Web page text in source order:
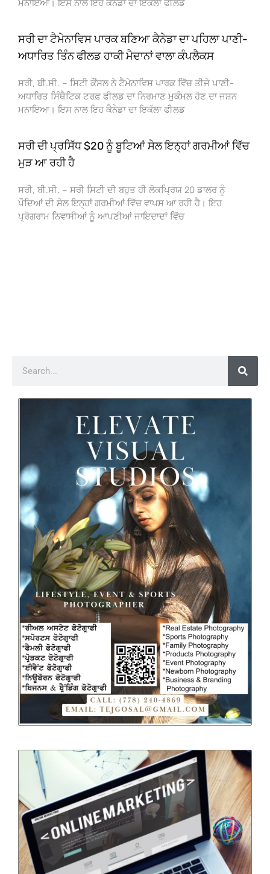
ਮਨਾਇਆ। ਇਸ ਨਾਲ ਇਹ ਕੈਨੇਡਾ ਦਾ ਇਕੱਲਾ ਫੀਲਡ
ਸਰੀ ਦਾ ਟੈਮੇਨਾਵਿਸ ਪਾਰਕ ਬਣਿਆ ਕੈਨੇਡਾ ਦਾ ਪਹਿਲਾ ਪਾਣੀ-
ਅਧਾਰਿਤ ਤਿੰਨ ਫੀਲਡ ਹਾਕੀ ਮੈਦਾਨਾਂ ਵਾਲਾ ਕੰਪਲੈਕਸ
ਸਰੀ, ਬੀ.ਸੀ. – ਸਿਟੀ ਕੌਂਸਲ ਨੇ ਟੈਮੇਨਾਵਿਸ ਪਾਰਕ ਵਿੱਚ ਤੀਜੇ ਪਾਣੀ-
ਅਧਾਰਿਤ ਸਿੰਥੈਟਿਕ ਟਰਫ਼ ਫੀਲਡ ਦਾ ਨਿਰਮਾਣ ਮੁਕੰਮਲ ਹੋਣ ਦਾ ਜਸ਼ਨ
ਮਨਾਇਆ। ਇਸ ਨਾਲ ਇਹ ਕੈਨੇਡਾ ਦਾ ਇਕੱਲਾ ਫੀਲਡ
ਸਰੀ ਦੀ ਪ੍ਰਸਿੱਧ $20 ਨੂੰ ਬੂਟਿਆਂ ਸੇਲ ਇਨ੍ਹਾਂ ਗਰਮੀਆਂ ਵਿੱਚ
ਮੁੜ ਆ ਰਹੀ ਹੈ
ਸਰੀ, ਬੀ.ਸੀ. – ਸਰੀ ਸਿਟੀ ਦੀ ਬਹੁਤ ਹੀ ਲੋਕਪ੍ਰਿਯ 20 ਡਾਲਰ ਨੂੰ
ਪੌਦਿਆਂ ਦੀ ਸੇਲ ਇਨ੍ਹਾਂ ਗਰਮੀਆਂ ਵਿੱਚ ਵਾਪਸ ਆ ਰਹੀ ਹੈ। ਇਹ
ਪ੍ਰੋਗਰਾਮ ਨਿਵਾਸੀਆਂ ਨੂੰ ਆਪਣੀਆਂ ਜਾਇਦਾਦਾਂ ਵਿੱਚ